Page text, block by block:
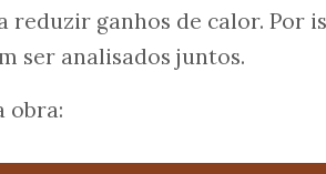
ganhos de calor. Por
ser analisados juntos.
obra: